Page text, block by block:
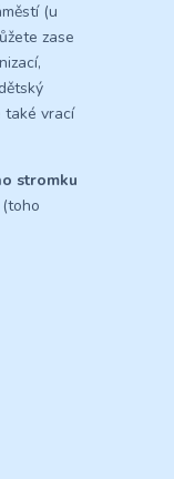
(u
zase
také vrací
stromku